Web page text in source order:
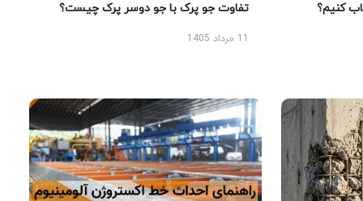
کنیم؟ تفاوت جو پرک با جو دوسر پرک چیست؟